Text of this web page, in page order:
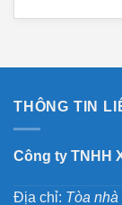
THÔNG TIN
Công ty TNHH
Địa chỉ: Tòa